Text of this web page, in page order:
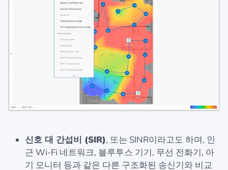
신호 대 간섭비 (SIR), 또는 SINR이라고도 하며, 인
근 Wi-Fi 네트워크, 블루투스 기기, 무선 전화기, 아
기 모니터 등과 같은 다른 구조화된 송신기와 비교